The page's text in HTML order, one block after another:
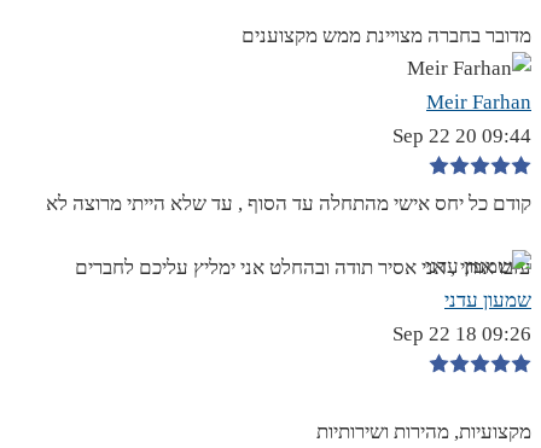
מדובר בחברה מצויינת ממש מקצוענים
Meir Farhan
09:44 20 Sep 22
קודם כל יחס אישי מהתחלה עד הסוף , עד שלא הייתי מרוצה לא
עזבו אותי , אני אסיר תודה ובהחלט אני ימליץ עליכם לחברים
שמעון עדני
09:26 18 Sep 22
מקצועיות, מהירות ושירותיות